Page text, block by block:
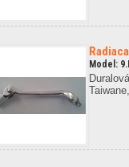
Model: